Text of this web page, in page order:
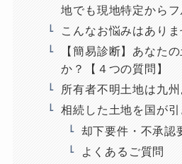
地でも現地特定からフ
こんなお悩みはありま
【簡易診断】あなた
か？【４つの質問】
所有者不明土地は九州
相続した土地を国が
却下要件・不承認
よくあるご質問